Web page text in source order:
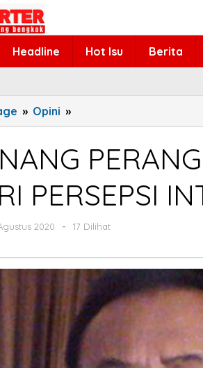
Headline Hot Isu Berita
» Opini »
PERANG
COVID
PERSEPSI
PERSEPSI
2020
oleh
-
17 Dilihat